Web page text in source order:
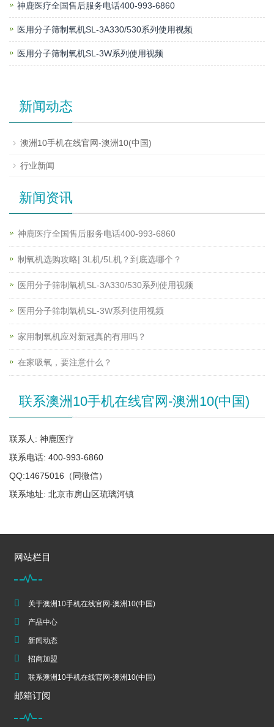
神鹿医疗全国售后服务电话400-993-6860
医用分子筛制氧机SL-3A330/530系列使用视频
医用分子筛制氧机SL-3W系列使用视频
新闻动态
澳洲10手机在线官网-澳洲10(中国)
行业新闻
新闻资讯
神鹿医疗全国售后服务电话400-993-6860
制氧机选购攻略| 3L机/5L机？到底选哪个？
医用分子筛制氧机SL-3A330/530系列使用视频
医用分子筛制氧机SL-3W系列使用视频
家用制氧机应对新冠真的有用吗？
在家吸氧，要注意什么？
联系澳洲10手机在线官网-澳洲10(中国)
联系人: 神鹿医疗
联系电话: 400-993-6860
QQ:14675016（同微信）
联系地址: 北京市房山区琉璃河镇
网站栏目
关于澳洲10手机在线官网-澳洲10(中国)
产品中心
新闻动态
招商加盟
联系澳洲10手机在线官网-澳洲10(中国)
邮箱订阅